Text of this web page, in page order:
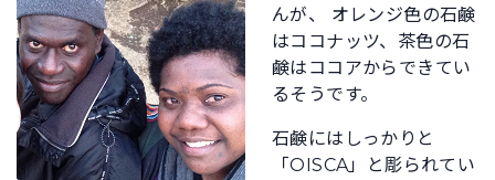
んが、 オレンジ色の石鹸
はココナッツ、茶色の石
鹸はココアからできてい
るそうです。
石鹸にはしっかりと
「OISCA」と彫られてい